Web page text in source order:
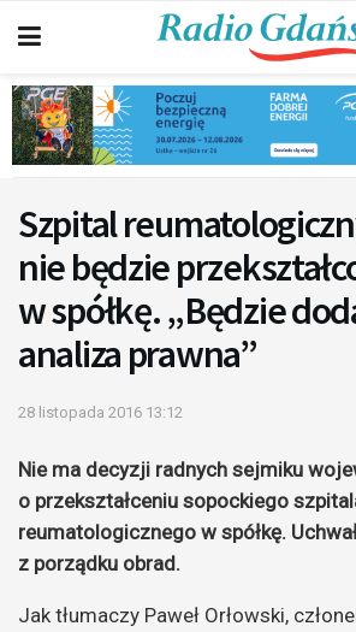
Szpital
nie będzie
w spółkę. „Będzie
analiza prawna”
28 listopada 2016 13:12
Nie ma decyzji radnych sejmiku
o przekształceniu sopockiego
reumatologicznego w spółkę.
z porządku obrad.
Jak tłumaczy Paweł Orłowski,